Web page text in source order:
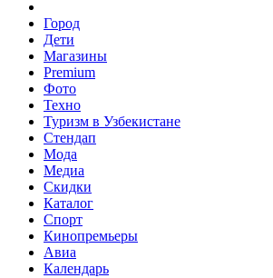
Город
Дети
Магазины
Premium
Фото
Техно
Туризм в Узбекистане
Стендап
Мода
Медиа
Скидки
Каталог
Спорт
Кинопремьеры
Авиа
Календарь